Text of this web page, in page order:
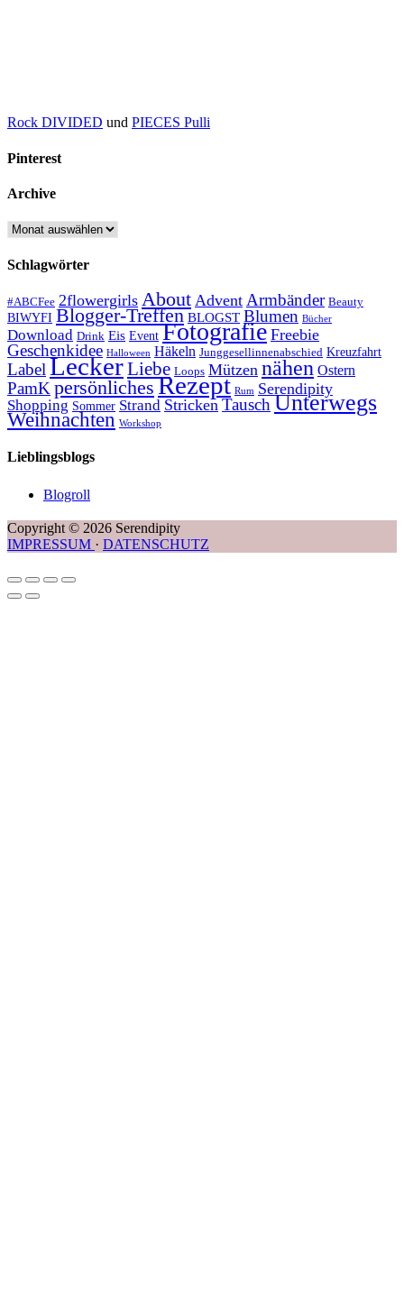
Rock DIVIDED und PIECES Pulli
Pinterest
Archive
Archive
Schlagwörter
#ABCFee 2flowergirls About Advent Armbänder Beauty
BIWYFI Blogger-Treffen BLOGST Blumen Bücher
Download Drink Eis Event Fotografie Freebie
Geschenkidee Halloween Häkeln Junggesellinnenabschied Kreuzfahrt
Label LeckerLiebe Loops Mützen nähen Ostern
PamK persönliches Rezept Rum Serendipity
Shopping Sommer Strand Stricken Tausch Unterwegs
Weihnachten Workshop
Lieblingsblogs
Blogroll
Copyright © 2026 Serendipity
IMPRESSUM · DATENSCHUTZ